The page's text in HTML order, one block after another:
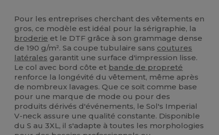
Pour les entreprises cherchant des vêtements en
gros, ce modèle est idéal pour la sérigraphie, la
broderie et le DTF grâce à son grammage dense
de 190 g/m². Sa coupe tubulaire sans coutures
latérales garantit une surface d'impression lisse.
Le col avec bord côte et bande de propreté
renforce la longévité du vêtement, même après
de nombreux lavages. Que ce soit comme base
pour une marque de mode ou pour des
produits dérivés d'événements, le Sol's Imperial
V-neck assure une qualité constante. Disponible
du S au 3XL, il s'adapte à toutes les morphologies